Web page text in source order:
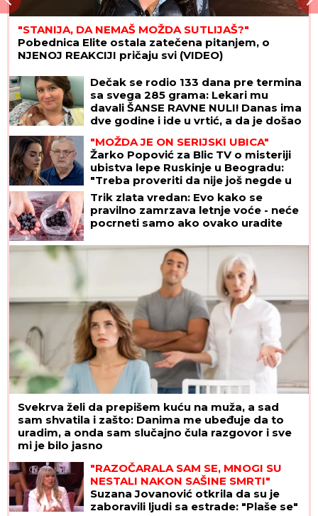
"STANIJA, DA NEMAŠ MOŽDA SUTLIJAŠ?"
Pobednica Elite ostala zatečena pitanjem, o
NJENOJ REAKCIJI pričaju svi (VIDEO)
Dečak se rodio 133 dana pre termina
sa svega 285 grama: Lekari mu
davali ŠANSE RAVNE NULI! Danas ima
dve godine i ide u vrtić, a da je došao
na svet DAN RANIJE, sudbina bi imala
mnogo lošiji scenario
"MOŽDA JE ON SERIJSKI UBICA"
Žarko Popović za Blic TV o misteriji
ubistva lepe Ruskinje u Beogradu:
"Treba proveriti da nije još negde u
Srbiji napravio neko ZLO"
Trik zlata vredan: Evo kako se
pravilno zamrzava letnje voće - neće
pocrneti samo ako ovako uradite
Svekrva želi da prepišem kuću na muža, a sad
sam shvatila i zašto: Danima me ubeđuje da to
uradim, a onda sam slučajno čula razgovor i sve
mi je bilo jasno
"RAZOČARALA SAM SE, MNOGI SU
NESTALI NAKON SAŠINE SMRTI"
Suzana Jovanović otkrila da su je
zaboravili ljudi sa estrade: "Plaše se"